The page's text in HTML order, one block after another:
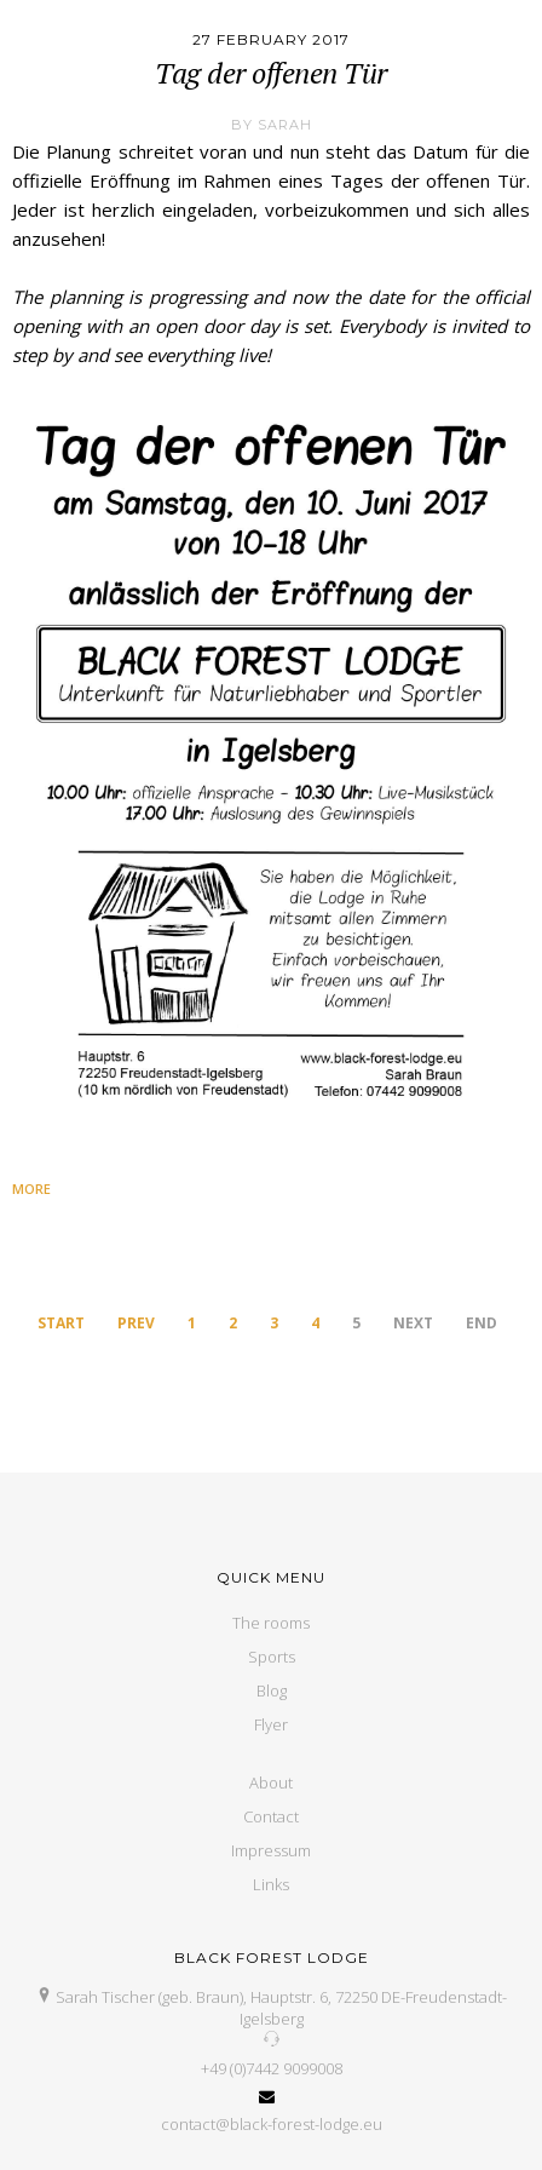
27 FEBRUARY 2017
Tag der offenen Tür
BY SARAH
Die Planung schreitet voran und nun steht das Datum für die
offizielle Eröffnung im Rahmen eines Tages der offenen Tür.
Jeder ist herzlich eingeladen, vorbeizukommen und sich alles
anzusehen!
The planning is progressing and now the date for the official
opening with an open door day is set. Everybody is invited to
step by and see everything live!
MORE
START PREV 1 2 3 4 5 NEXT END
QUICK MENU
The rooms
Sports
Blog
Flyer
About
Contact
Impressum
Links
BLACK FOREST LODGE
Sarah Tischer (geb. Braun), Hauptstr. 6, 72250 DE-Freudenstadt-
Igelsberg
+49 (0)7442 9099008
contact@black-forest-lodge.eu